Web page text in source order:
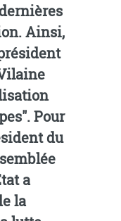
Ainsi,
Pour
du
la